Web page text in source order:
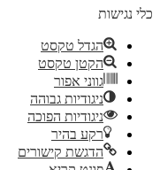
כלי נגישות
הגדל טקסט
הקטן טקסט
גווני אפור
ניגודיות גבוהה
ניגודיות הפוכה
רקע בהיר
הדגשת קישורים